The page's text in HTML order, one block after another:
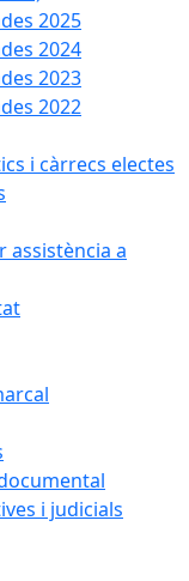
2025
2024
2023
2022
i càrrecs electes
assistència a
i judicials